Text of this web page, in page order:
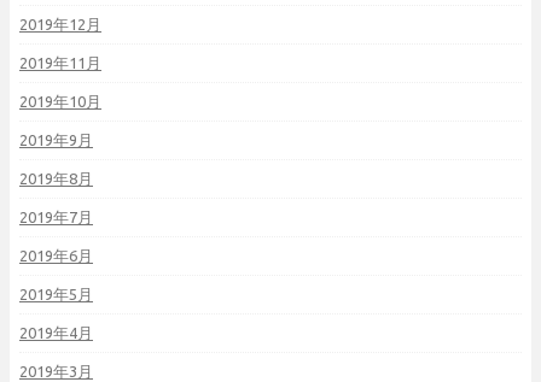
2019年12月
2019年11月
2019年10月
2019年9月
2019年8月
2019年7月
2019年6月
2019年5月
2019年4月
2019年3月